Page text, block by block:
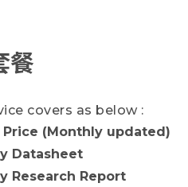
餐
covers as below :
Price (Monthly updated)
Datasheet
Research Report
DRAM鑽石